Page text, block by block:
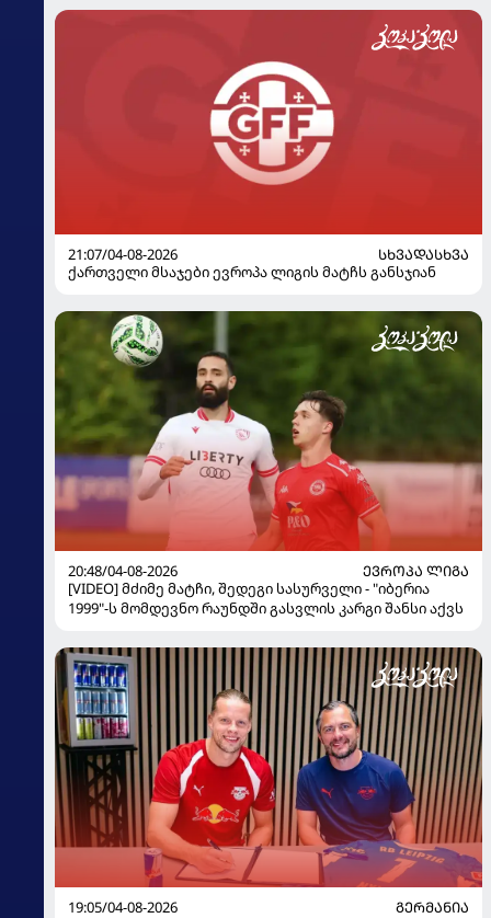
21:07/04-08-2026
ᲡᲮᲕᲐᲓᲐᲡᲮᲕᲐ
ქართველი მსაჯები ევროპა ლიგის მატჩს განსჯიან
20:48/04-08-2026
ᲔᲕᲠᲝᲞᲐ ᲚᲘᲒᲐ
[VIDEO] მძიმე მატჩი, შედეგი სასურველი - "იბერია
1999"-ს მომდევნო რაუნდში გასვლის კარგი შანსი აქვს
19:05/04-08-2026
ᲒᲔᲠᲛᲐᲜᲘᲐ